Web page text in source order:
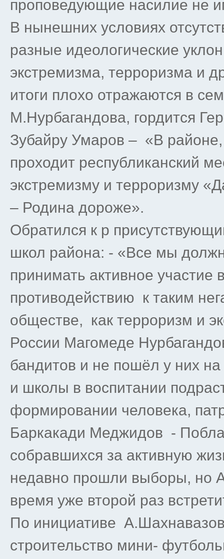
проповедующие насилие не
В нынешних условиях
разные идеологические
экстремизма, терроризма и
итоги плохо отражаются в
М.Нурбагандова, гордится
Зубайру Умаров – «В районе,
проходит республиканский
экстремизму и терроризму
– Родина дороже».
Обратился к р
школ района: - «Все мы
принимать активное
противодействию к таким
обществе, как терроризм и
России Магомеде
бандитов и не пошёл у них
и школы в воспитании
формировании человека,
Баркакади Меджидов -
собравшихся за активную
недавно прошли выборы, но
время уже второй раз
По инициативе
строительство мини-